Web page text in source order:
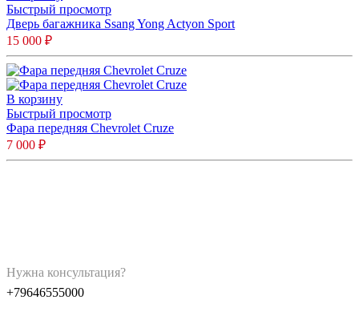
Быстрый просмотр
Дверь багажника Ssang Yong Actyon Sport
15 000 ₽
В корзину
Быстрый просмотр
Фара передняя Chevrolet Cruze
7 000 ₽
Нужна консультация?
+79646555000